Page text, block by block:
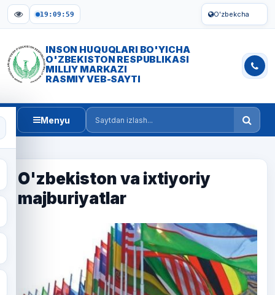
19:09:59 O'zbekcha
INSON HUQUQLARI BO'YICHA
O'ZBEKISTON RESPUBLIKASI
MILLIY MARKAZI
RASMIY VEB-SAYTI
Menyu
Saytdan izlash
O'zbekiston va ixtiyoriy
majburiyatlar